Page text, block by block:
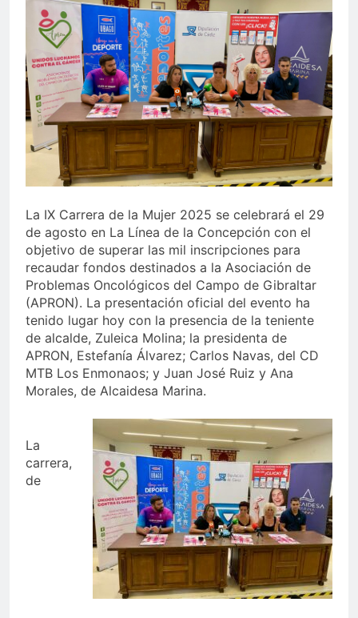
echa el cierre con éxito
rotundo
2 Semanas Atrás
La Mancomunidad y el
Banco de Alimentos del
Campo de Gibraltar renuevan
su convenio de colaboración
2 Semanas Atrás
Tráfico especial para
despedir la feria. Ojo si vas
a Santa Bárbara
2 Semanas Atrás
La feria se despide por todo
lo alto: Antonio José,
fuegos artificiales y música
2 Semanas Atrás
La IX Carrera de la Mujer 2025 se celebrará el 29
de agosto en La Línea de la Concepción con el
objetivo de superar las mil inscripciones para
recaudar fondos destinados a la Asociación de
Problemas Oncológicos del Campo de Gibraltar
(APRON). La presentación oficial del evento ha
tenido lugar hoy con la presencia de la teniente
de alcalde, Zuleica Molina; la presidenta de
APRON, Estefanía Álvarez; Carlos Navas, del CD
MTB Los Enmonaos; y Juan José Ruiz y Ana
Morales, de Alcaidesa Marina.
La
carrera,
de